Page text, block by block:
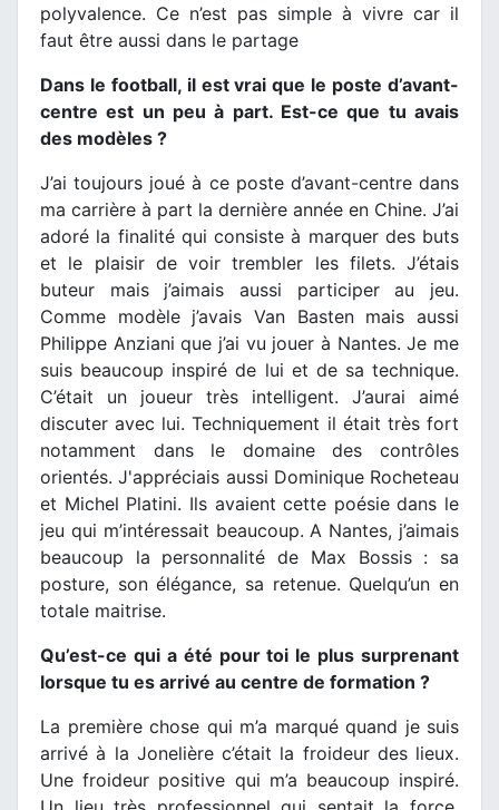
polyvalence. Ce n’est pas simple à vivre car il
faut être aussi dans le partage
Dans le football, il est vrai que le poste d’avant-
centre est un peu à part. Est-ce que tu avais
des modèles ?
J’ai toujours joué à ce poste d’avant-centre dans
ma carrière à part la dernière année en Chine. J’ai
adoré la finalité qui consiste à marquer des buts
et le plaisir de voir trembler les filets. J’étais
buteur mais j’aimais aussi participer au jeu.
Comme modèle j’avais Van Basten mais aussi
Philippe Anziani que j’ai vu jouer à Nantes. Je me
suis beaucoup inspiré de lui et de sa technique.
C’était un joueur très intelligent. J’aurai aimé
discuter avec lui. Techniquement il était très fort
notamment dans le domaine des contrôles
orientés. J'appréciais aussi Dominique Rocheteau
et Michel Platini. Ils avaient cette poésie dans le
jeu qui m’intéressait beaucoup. A Nantes, j’aimais
beaucoup la personnalité de Max Bossis : sa
posture, son élégance, sa retenue. Quelqu’un en
totale maitrise.
Qu’est-ce qui a été pour toi le plus surprenant
lorsque tu es arrivé au centre de formation ?
La première chose qui m’a marqué quand je suis
arrivé à la Jonelière c’était la froideur des lieux.
Une froideur positive qui m’a beaucoup inspiré.